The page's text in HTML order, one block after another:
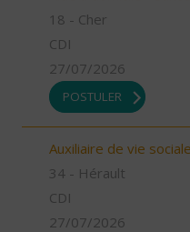
18 - Cher
CDI
27/07/2026
POSTULER
Auxiliaire de vie
34 - Hérault
CDI
27/07/2026